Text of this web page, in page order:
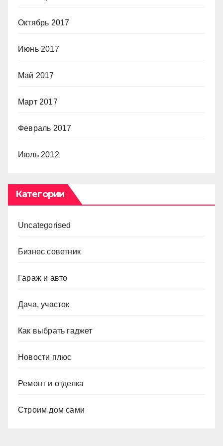
Октябрь 2017
Июнь 2017
Май 2017
Март 2017
Февраль 2017
Июль 2012
Категории
Uncategorised
Бизнес советник
Гараж и авто
Дача, участок
Как выбрать гаджет
Новости плюс
Ремонт и отделка
Строим дом сами